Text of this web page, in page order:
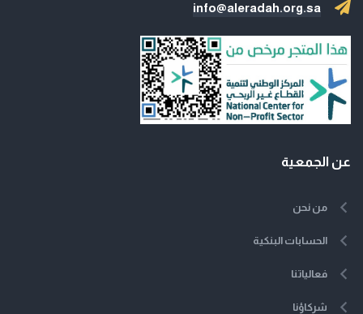
info@aleradah.org.sa
عن الجمعية
من نحن
الحسابات البنكية
فعالياتنا
شركاؤنا